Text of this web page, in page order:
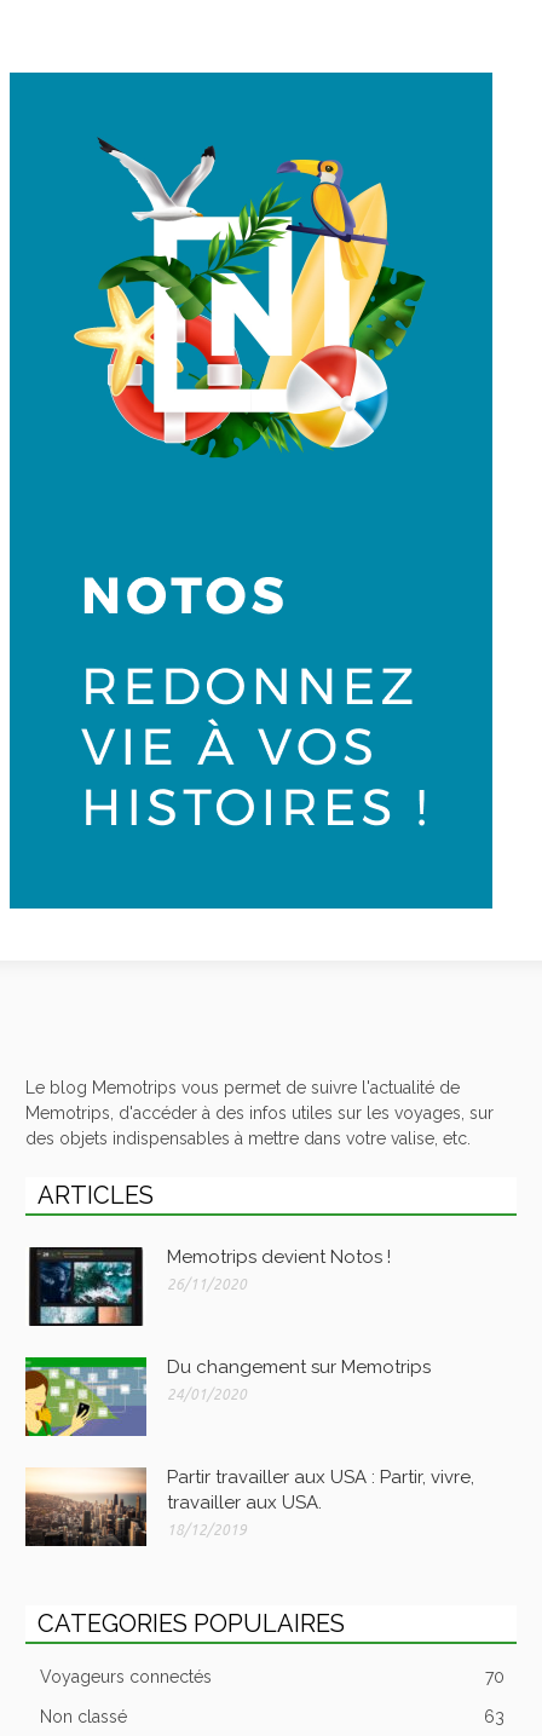
Le blog Memotrips vous permet de suivre l'actualité de
Memotrips, d'accéder à des infos utiles sur les voyages, sur
des objets indispensables à mettre dans votre valise, etc.
ARTICLES
Memotrips devient Notos !
26/11/2020
Du changement sur Memotrips
24/01/2020
Partir travailler aux USA : Partir, vivre,
travailler aux USA.
18/12/2019
CATEGORIES POPULAIRES
Voyageurs connectés 70
Non classé 63